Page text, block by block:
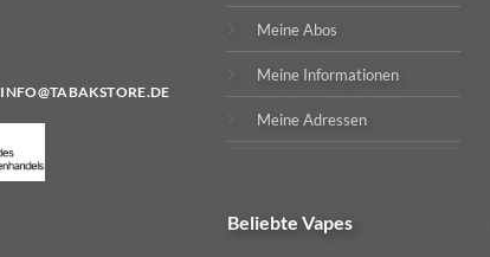
INFO@TABAKSTORE.DE
Meine Abos
Meine Informationen
Meine Adressen
BeliebteVapes